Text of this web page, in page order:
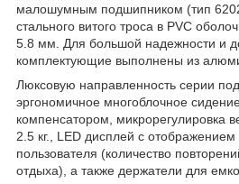
малошумным подшипником (тип
стального витого троса в PVC
5.8 мм. Для большой надежности и
комплектующие выполнены из
Люксовую направленность серии
эргономичное многоблочное
компенсатором, микрорегулировка
2.5 кг., LED дисплей с отображением
пользователя (количество
отдыха), а также держатели для